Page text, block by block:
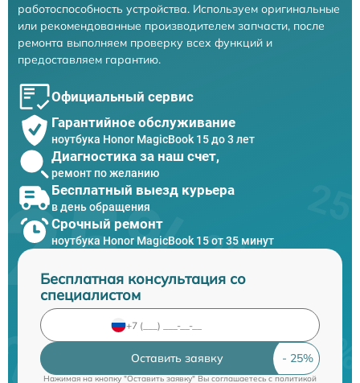
работоспособность устройства. Используем оригинальные
или рекомендованные производителем запчасти, после
ремонта выполняем проверку всех функций и
предоставляем гарантию.
Официальный сервис
Гарантийное обслуживание
ноутбука Honor MagicBook 15 до 3 лет
Диагностика за наш счет,
ремонт по желанию
Бесплатный выезд курьера
в день обращения
Срочный ремонт
ноутбука Honor MagicBook 15 от 35 минут
Бесплатная консультация со
специалистом
Оставить заявку
Нажимая на кнопку "Оставить заявку" Вы соглашаетесь cполитикой